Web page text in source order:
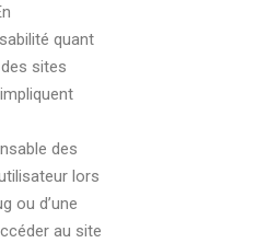
quant
sites
des
lors
ou d’une
au site